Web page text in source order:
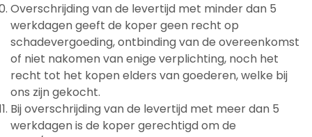
Overschrijding van de levertijd met minder dan 5
werkdagen geeft de koper geen recht op
schadevergoeding, ontbinding van de overeenkomst
of niet nakomen van enige verplichting, noch het
recht tot het kopen elders van goederen, welke bij
ons zijn gekocht.
Bij overschrijding van de levertijd met meer dan 5
werkdagen is de koper gerechtigd om de